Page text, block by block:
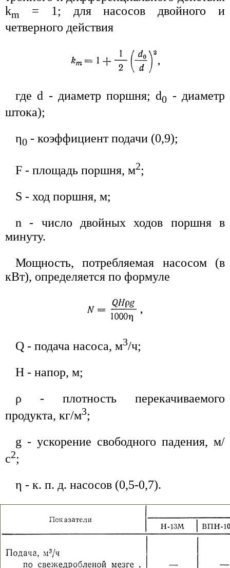
km
= 1; для насосов двойного и
четверного действия
где d - диаметр поршня; d0 - диаметр
штока);
η0 - коэффициент подачи (0,9);
F - площадь поршня, м2;
S - ход поршня, м;
n - число двойных ходов поршня в
минуту.
Мощность, потребляемая насосом (в
кВт), определяется по формуле
Q - подача насоса, м3/ч;
H - напор, м;
ρ - плотность перекачиваемого
продукта, кг/м3;
g - ускорение свободного падения, м/
с2;
η - к. п. д. насосов (0,5-0,7).